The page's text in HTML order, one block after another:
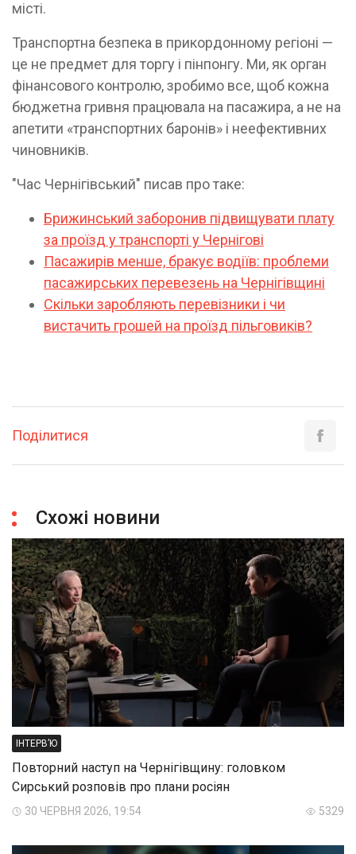
місті.
Транспортна безпека в прикордонному регіоні —
це не предмет для торгу і пінпонгу. Ми, як орган
фінансового контролю, зробимо все, щоб кожна
бюджетна гривня працювала на пасажира, а не на
апетити «транспортних баронів» і неефективних
чиновників.
"Час Чернігівський" писав про таке:
Брижинський заборонив підвищувати плату
за проїзд у транспорті у Чернігові
Пасажирів менше, бракує водіїв: проблеми
пасажирських перевезень на Чернігівщині
Скільки заробляють перевізники і чи
вистачить грошей на проїзд пільговиків?
Поділитися
Схожі новини
ІНТЕРВ’Ю
Повторний наступ на Чернігівщину: головком
Сирський розповів про плани росіян
30 ЧЕРВНЯ 2026, 19:54 5329